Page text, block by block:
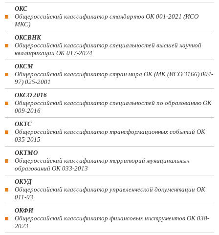
ОКС
Общероссийский классификатор стандартов ОК 001-2021 (ИСО
МКС)
ОКСВНК
Общероссийский классификатор специальностей высшей научной
квалификации ОК 017-2024
ОКСМ
Общероссийский классификатор стран мира ОК (МК (ИСО 3166) 004-
97) 025-2001
ОКСО 2016
Общероссийский классификатор специальностей по образованию ОК
009-2016
ОКТС
Общероссийский классификатор трансформационных событий ОК
035-2015
ОКТМО
Общероссийский классификатор территорий муниципальных
образований ОК 033-2013
ОКУД
Общероссийский классификатор управленческой документации ОК
011-93
ОКФИ
Общероссийский классификатор финансовых инструментов OK 038-
2023